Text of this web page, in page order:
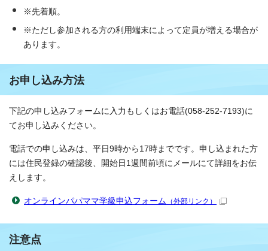
※先着順。
※ただし参加される方の利用端末によって定員が増える場合が
あります。
お申し込み方法
下記の申し込みフォームに入力もしくはお電話(058-252-7193)に
てお申し込みください。
電話での申し込みは、平日9時から17時までです。申し込まれた方
には住民登録の確認後、開始日1週間前頃にメールにて詳細をお伝
えします。
オンラインパパママ学級申込フォーム （外部リンク）
注意点